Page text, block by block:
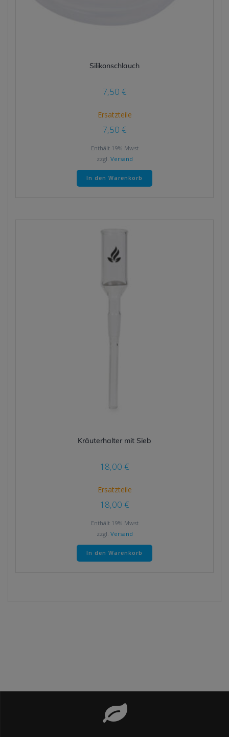
Silikonschlauch
7,50 €
Ersatzteile
7,50 €
Enthält 19% Mwst
zzgl. Versand
In den Warenkorb
Kräuterhalter mit Sieb
18,00 €
Ersatzteile
18,00 €
Enthält 19% Mwst
zzgl. Versand
In den Warenkorb